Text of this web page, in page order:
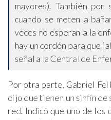
mayores). También
cuando se meten a
veces no esperan a la
hay un cordón para que
señal a la Central de
Por otra parte, Gabriel
dijo que tienen un sinfín
red. Indicó que uno de los